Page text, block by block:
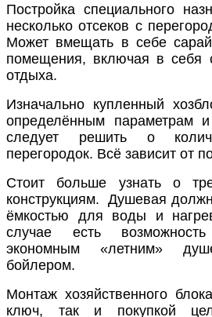
Постройка специального
несколько отсеков с
Может вмещать в себесарай
помещения, включая в себя
отдыха.
Изначально купленный
определённым параметрам
следует решить о
перегородок. Всё зависит от
Стоит больше узнать о
конструкциям. Душевая
ёмкостью для воды и
случае есть
экономным «летним»
бойлером.
Монтаж хозяйственного
ключ, так и покупкой